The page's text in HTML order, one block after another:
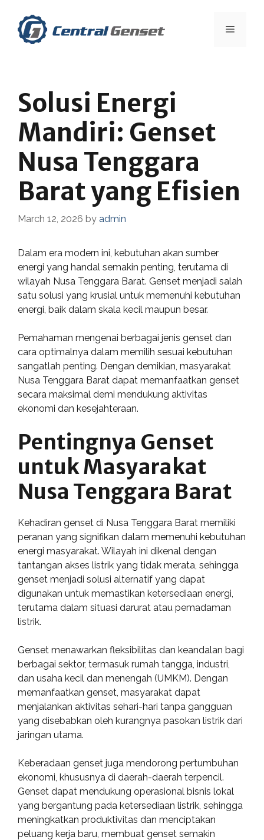
content
Menu
Solusi Energi
Mandiri: Genset
Nusa Tenggara
Barat yang Efisien
March 12, 2026 by admin
Dalam era modern ini, kebutuhan akan sumber
energi yang handal semakin penting, terutama di
wilayah Nusa Tenggara Barat. Genset menjadi salah
satu solusi yang krusial untuk memenuhi kebutuhan
energi, baik dalam skala kecil maupun besar.
Pemahaman mengenai berbagai jenis genset dan
cara optimalnya dalam memilih sesuai kebutuhan
sangatlah penting. Dengan demikian, masyarakat
Nusa Tenggara Barat dapat memanfaatkan genset
secara maksimal demi mendukung aktivitas
ekonomi dan kesejahteraan.
Pentingnya Genset
untuk Masyarakat
Nusa Tenggara Barat
Kehadiran genset di Nusa Tenggara Barat memiliki
peranan yang signifikan dalam memenuhi kebutuhan
energi masyarakat. Wilayah ini dikenal dengan
tantangan akses listrik yang tidak merata, sehingga
genset menjadi solusi alternatif yang dapat
digunakan untuk memastikan ketersediaan energi,
terutama dalam situasi darurat atau pemadaman
listrik.
Genset menawarkan fleksibilitas dan keandalan bagi
berbagai sektor, termasuk rumah tangga, industri,
dan usaha kecil dan menengah (UMKM). Dengan
memanfaatkan genset, masyarakat dapat
menjalankan aktivitas sehari-hari tanpa gangguan
yang disebabkan oleh kurangnya pasokan listrik dari
jaringan utama.
Keberadaan genset juga mendorong pertumbuhan
ekonomi, khususnya di daerah-daerah terpencil.
Genset dapat mendukung operasional bisnis lokal
yang bergantung pada ketersediaan listrik, sehingga
meningkatkan produktivitas dan menciptakan
peluang kerja baru, membuat genset semakin